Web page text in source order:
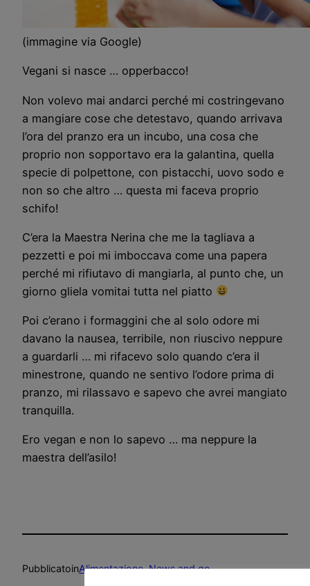
(immagine via Google)
Vegani si nasce … opperbacco!
Non volevo mai andarci perché mi costringevano
a mangiare cose che detestavo, quando arrivava
l’ora del pranzo era un incubo, una cosa che
proprio non sopportavo era la galantina, quella
specie di polpettone, con pistacchi, uovo sodo e
non so che altro … questa mi faceva proprio
schifo!
C’era la Maestra Nerina che me la tagliava a
pezzetti e poi mi imboccava come una papera
perché mi rifiutavo di mangiarla, al punto che, un
giorno gliela vomitai tutta nel piatto
Poi c’erano i formaggini che al solo odore mi
davano la nausea, terribile, non riuscivo neppure
a guardarli … mi rifacevo solo quando c’era il
minestrone, quando ne sentivo l’odore prima di
pranzo, mi rilassavo e sapevo che avrei mangiato
tranquilla.
Ero vegan e non lo sapevo … ma neppure la
maestra dell’asilo!
PubblicatoinAlimentazione, News and go